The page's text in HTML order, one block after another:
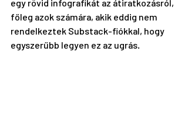
egy rövid infografikát az átiratkozásról,
főleg azok számára, akik eddig nem
rendelkeztek Substack-fiókkal, hogy
egyszerűbb legyen ez az ugrás.